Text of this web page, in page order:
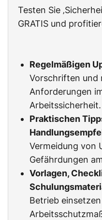
Testen Sie
GRATIS und
Regelmäßigen
Vorschriften und
Anforderungen
Arbeitssicherheit.
Praktischen
Vermeidung von
Gefährdungen
Vorlagen,
Betrieb